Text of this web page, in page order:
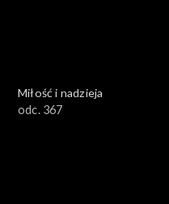
Miłość i nadzieja
odc. 367